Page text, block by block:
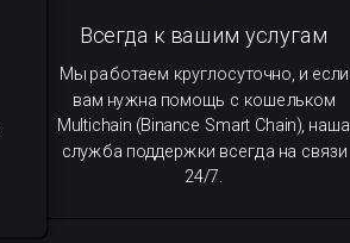
Всегда к вашим услугам
Мы работаем круглосуточно, и если
вам нужна помощь с кошельком
Multichain (Binance Smart Chain), наша
служба поддержки всегда на связи
24/7.